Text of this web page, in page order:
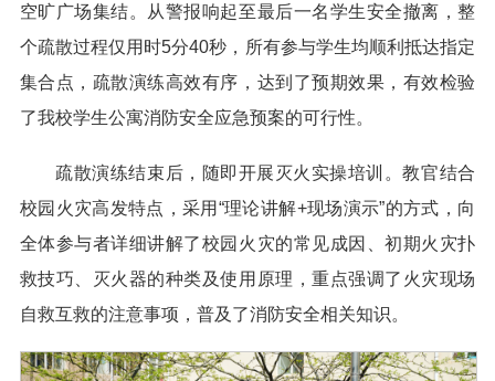
空旷广场集结。从警报响起至最后一名学生安全撤离，整
个疏散过程仅用时5分40秒，所有参与学生均顺利抵达指定
集合点，疏散演练高效有序，达到了预期效果，有效检验
了我校学生公寓消防安全应急预案的可行性。
疏散演练结束后，随即开展灭火实操培训。教官结合
校园火灾高发特点，采用“理论讲解+现场演示”的方式，向
全体参与者详细讲解了校园火灾的常见成因、初期火灾扑
救技巧、灭火器的种类及使用原理，重点强调了火灾现场
自救互救的注意事项，普及了消防安全相关知识。